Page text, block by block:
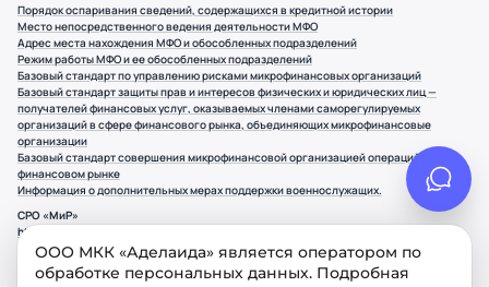
Порядок оспаривания сведений, содержащихся в кредитной истории
Место непосредственного ведения деятельности МФО
Адрес места нахождения МФО и обособленных подразделений
Режим работы МФО и ее обособленных подразделений
Базовый стандарт по управлению рисками микрофинансовых организаций
Базовый стандарт защиты прав и интересов физических и юридических лиц —
получателей финансовых услуг, оказываемых членами саморегулируемых
организаций в сфере финансового рынка, объединяющих микрофинансовые
организации
Базовый стандарт совершения микрофинансовой организацией операций на
финансовом рынке
Информация о дополнительных мерах поддержки военнослужащих.
СРО «МиР»
https://npmir.ru/
107078, г. Москва Орликов переулок, д.5, стр.1, этаж 2, пом.11
Банк России
ООО МКК «Аделаида» является оператором по
обработке персональных данных. Подробная